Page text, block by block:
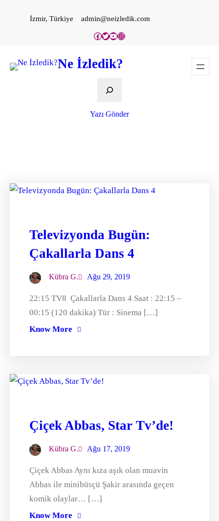
İzmir, Türkiye admin@neizledik.com
Facebook
Twitter
YouTube
Instagram
Ne İzledik?
Ara
Yazı Gönder
Televizyonda Bugün:
Çakallarla Dans 4
Kübra G. Ağu 29, 2019
22:15 TV8 Çakallarla Dans 4 Saat : 22:15 –
00:15 (120 dakika) Tür : Sinema […]
Know More
Çiçek Abbas, Star Tv’de!
Kübra G. Ağu 17, 2019
Çiçek Abbas Aynı kıza aşık olan muavin
Abbas ile minibüsçü Şakir arasında geçen
komik olaylar… […]
Know More